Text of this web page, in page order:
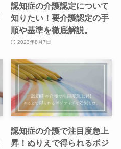
認知症の介護認定について
知りたい！要介護認定の手
順や基準を徹底解説。
2023年8月7日
認知症の介護で注目度急上
昇！ぬりえで得られるポジ